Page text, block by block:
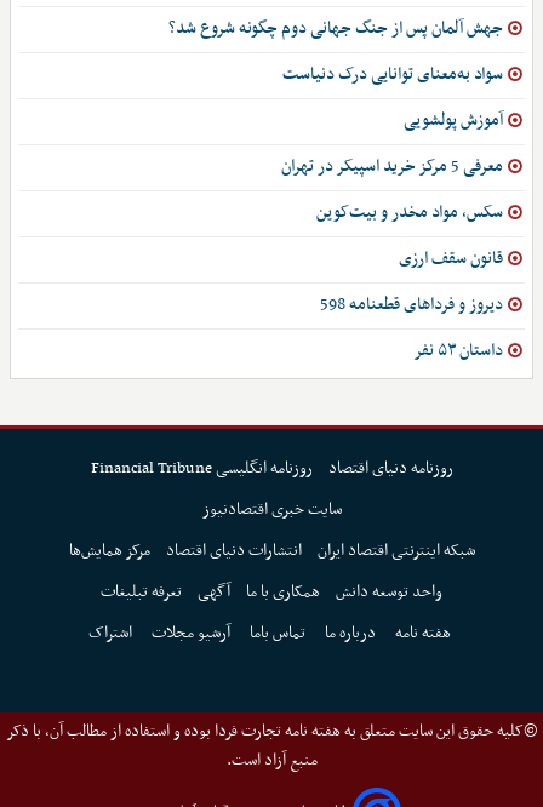
جهش آلمان پس از جنگ جهانی دوم چگونه شروع شد؟
سواد به‌معنای توانایی درک دنیاست
آموزش پولشویی
معرفی 5 مرکز خرید اسپیکر در تهران
سکس، مواد مخدر و بیت‌کوین
قانون سقف ارزی
دیروز و فرداهای قطعنامه 598
داستان ۵۳ نفر
روزنامه دنیای اقتصاد
روزنامه انگلیسی Financial Tribune
سایت خبری اقتصادنیوز
شبکه اینترنتی اقتصاد ایران انتشارات دنیای اقتصاد
مرکز همایش‌ها
واحد توسعه دانش همکاری با ما آگهی تعرفه تبلیغات
هفته نامه
درباره ما تماس باما آرشیو مجلات اشتراک
©کلیه حقوق این سایت متعلق به هفته نامه تجارت فردا بوده و استفاده از مطالب آن، با ذکر
منبع آزاد است.